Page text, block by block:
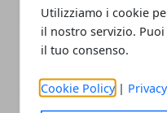
Utilizziamo i cookie
il nostro servizio.
il tuo consenso.
Cookie Policy|
Articolo Precedente
Meizu Note 9 con SoC